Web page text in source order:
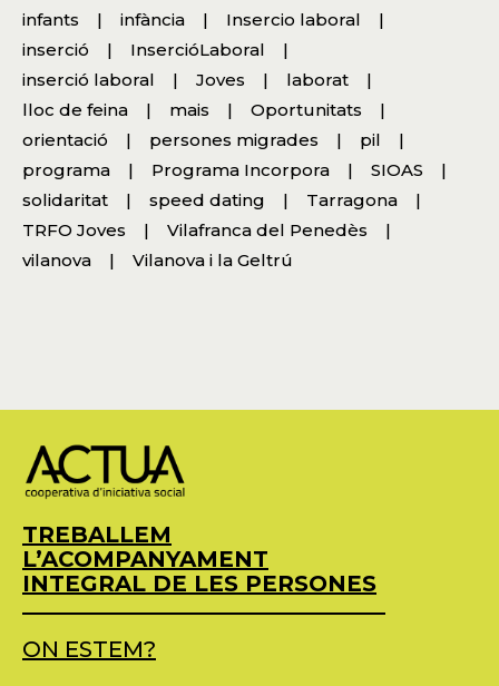
infants
infància
Insercio laboral
inserció
InsercióLaboral
inserció laboral
Joves
laborat
lloc de feina
mais
Oportunitats
orientació
persones migrades
pil
programa
Programa Incorpora
SIOAS
solidaritat
speed dating
Tarragona
TRFO Joves
Vilafranca del Penedès
vilanova
Vilanova i la Geltrú
TREBALLEM
L’ACOMPANYAMENT
INTEGRAL DE LES PERSONES
ON ESTEM?